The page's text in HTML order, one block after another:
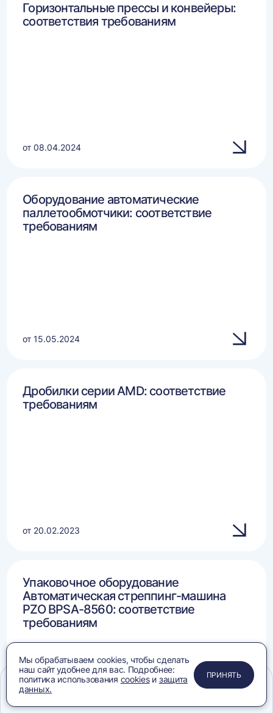
Горизонтальные прессы и конвейеры:
соответствия требованиям
от 08.04.2024
Оборудование автоматические
паллетообмотчики: соответствие
требованиям
от 15.05.2024
Дробилки серии AMD: соответствие
требованиям
от 20.02.2023
Упаковочное оборудование
Автоматическая стреппинг-машина
PZO BPSA-8560: соответствие
требованиям
ПРИМЕНИТЬ
ЗАКРЫТЬ
ЗАКРЫТЬ
ЗАКРЫТЬ
Мы обрабатываем cookies, чтобы сделать
наш сайт удобнее для вас. Подробнее:
политика использования cookiesи защита
данных.
ПРИНЯТЬ